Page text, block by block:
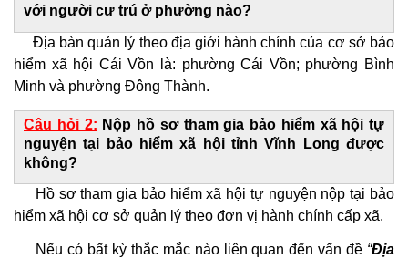
với người cư trú ở phường nào?
Địa bàn quản lý theo địa giới hành chính của cơ sở bảo
hiểm xã hội Cái Vồn là: phường Cái Vồn; phường Bình
Minh và phường Đông Thành.
Câu hỏi 2: Nộp hồ sơ tham gia bảo hiểm xã hội tự
nguyện tại bảo hiểm xã hội tỉnh Vĩnh Long được
không?
Hồ sơ tham gia bảo hiểm xã hội tự nguyện nộp tại bảo
hiểm xã hội cơ sở quản lý theo đơn vị hành chính cấp xã.
Nếu có bất kỳ thắc mắc nào liên quan đến vấn đề “Địa